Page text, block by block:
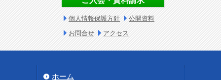
個人情報保護方針
公開資料
お問合せ
アクセス
ホーム